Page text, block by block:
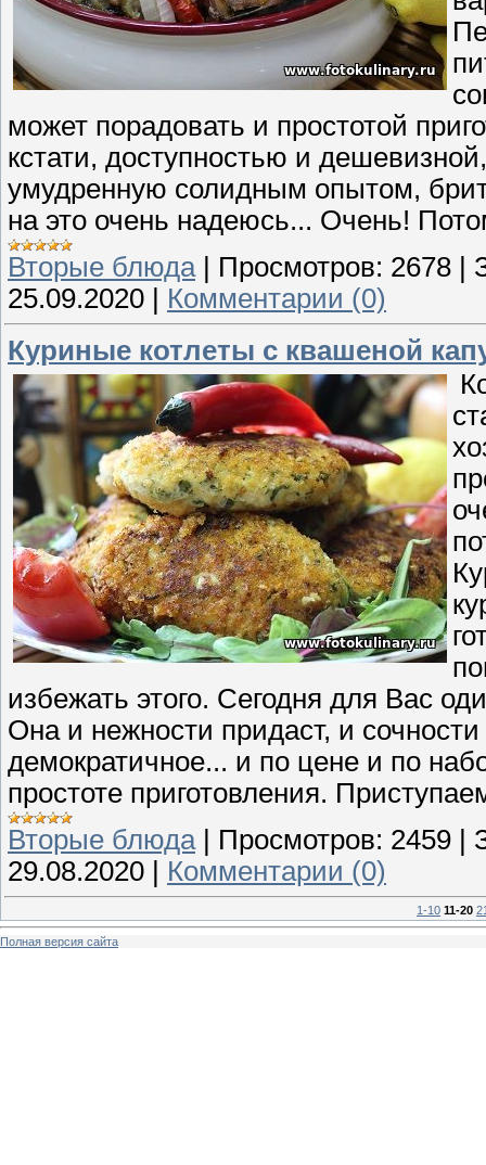
может порадовать и простотой
кстати, доступностью и
умудренную солидным опытом,
на это очень надеюсь... Очень!
Вторые блюда| Просмотров: 2678
25.09.2020
Комментарии (0)
Куриные котлеты с квашеной
избежать этого. Сегодня для Вас
Она и нежности придаст, и
демократичное... и по цене и по
простоте приготовления.
Вторые блюда | Просмотров: 2459 |
29.08.2020 | Комментарии (0)
1-10 11-20
Полная версия сайта